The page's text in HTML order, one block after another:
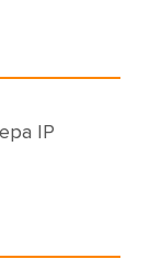
IP